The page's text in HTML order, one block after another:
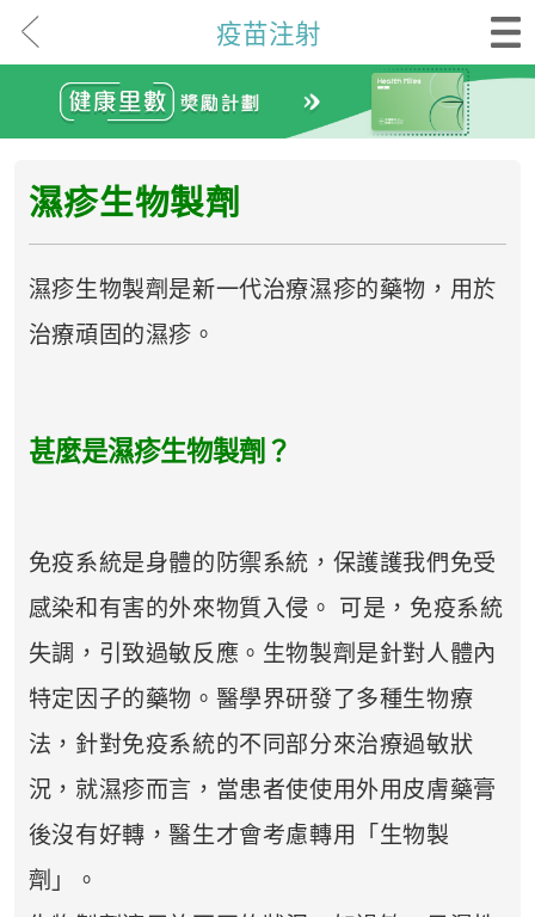
疫苗注射
濕疹生物製劑
濕疹生物製劑是新一代治療濕疹的藥物，用於
治療頑固的濕疹。
甚麼是濕疹生物製劑？
免疫系統是身體的防禦系統，保護護我們免受
感染和有害的外來物質入侵。 可是，免疫系統
失調，引致過敏反應。生物製劑是針對人體內
特定因子的藥物。醫學界研發了多種生物療
法，針對免疫系統的不同部分來治療過敏狀
況，就濕疹而言，當患者使使用外用皮膚藥膏
後沒有好轉，醫生才會考慮轉用「生物製
劑」。